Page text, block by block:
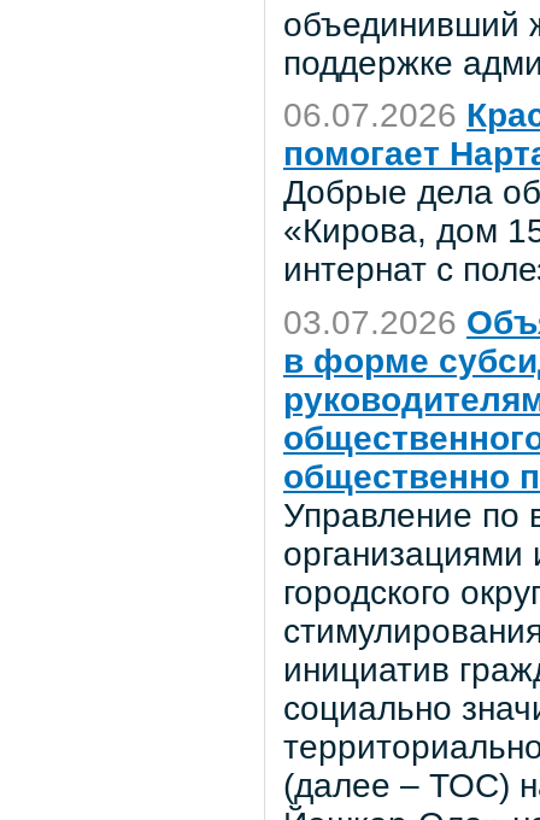
объединивший
поддержке
06.07.2026
помогает
Добрые дела
«Кирова, дом
интернат с
03.07.2026
в форме
общественно
Управление по
городского
инициатив
социально
(далее – ТОС)